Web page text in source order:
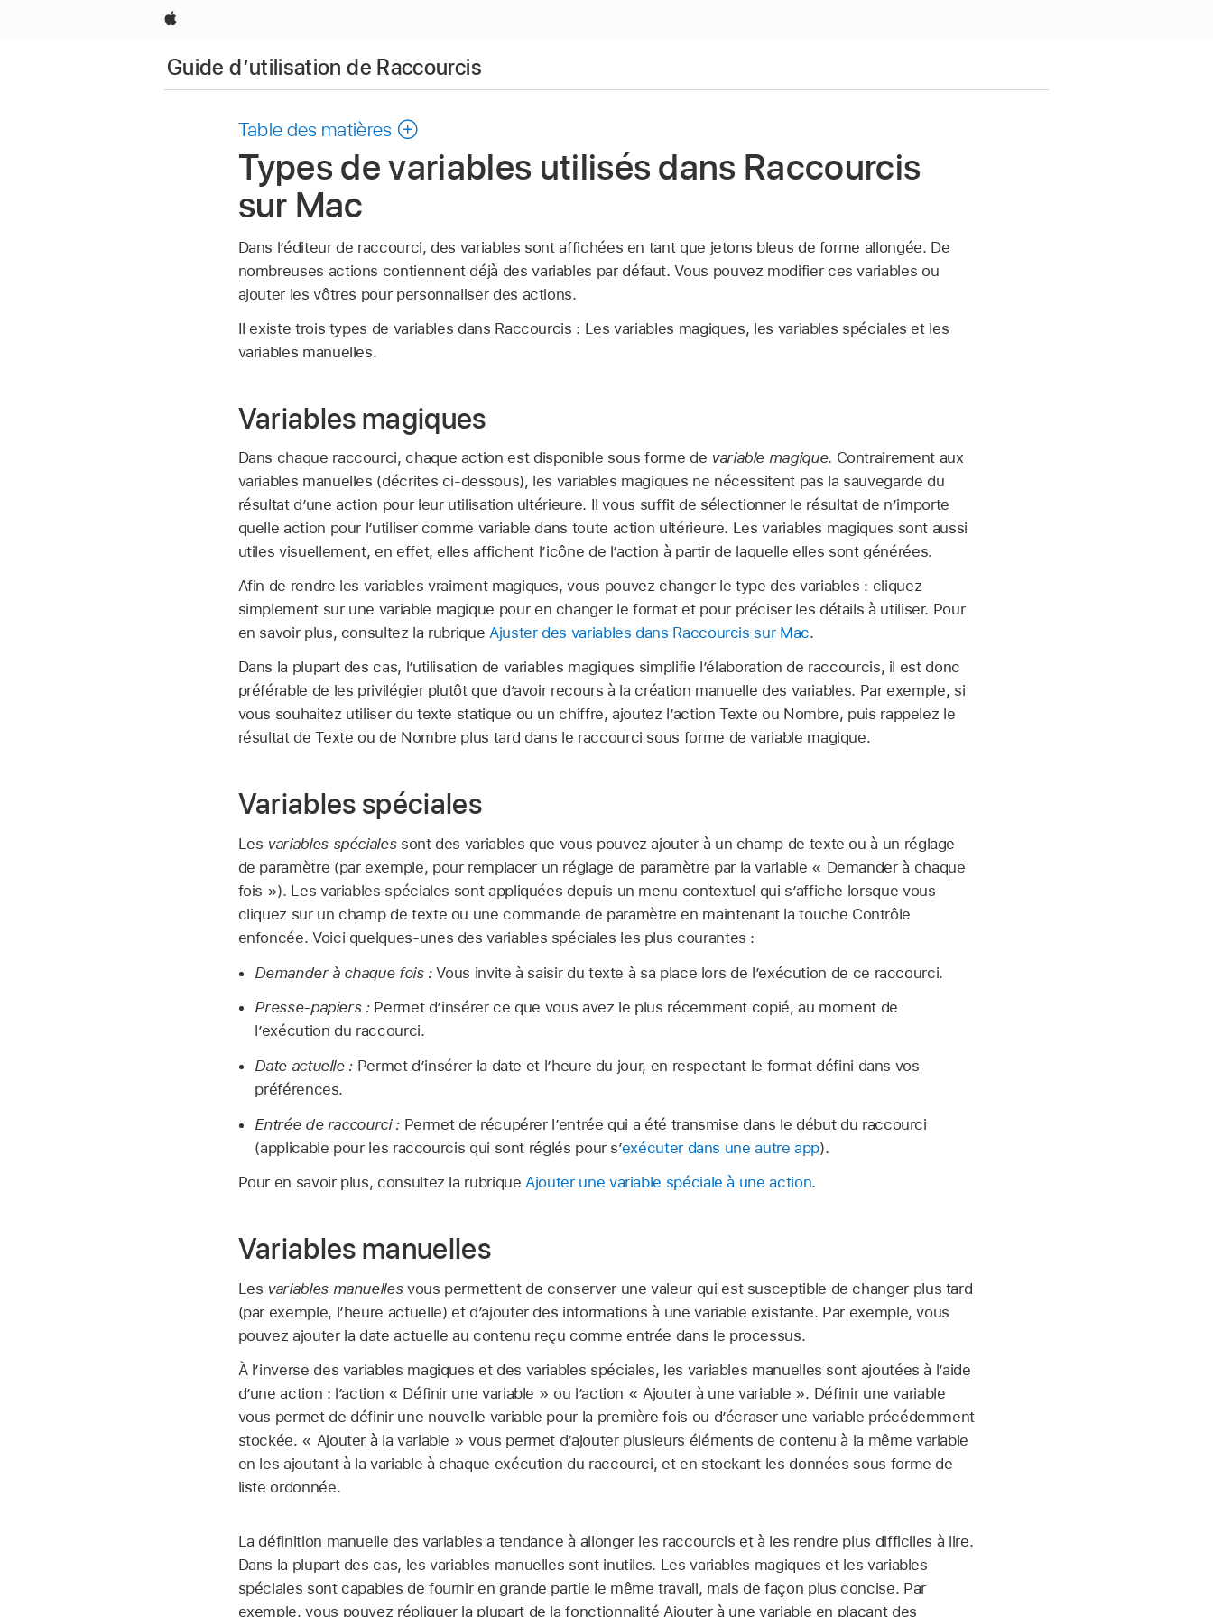
Apple
Guide d’utilisation de Raccourcis
Table des matières
Types de variables utilisés dans Raccourcis
sur Mac
Dans l’éditeur de raccourci, des variables sont affichées en tant que jetons bleus de forme allongée. De
nombreuses actions contiennent déjà des variables par défaut. Vous pouvez modifier ces variables ou
ajouter les vôtres pour personnaliser des actions.
Il existe trois types de variables dans Raccourcis : Les variables magiques, les variables spéciales et les
variables manuelles.
Variables magiques
Dans chaque raccourci, chaque action est disponible sous forme de variable magique. Contrairement aux
variables manuelles (décrites ci-dessous), les variables magiques ne nécessitent pas la sauvegarde du
résultat d’une action pour leur utilisation ultérieure. Il vous suffit de sélectionner le résultat de n’importe
quelle action pour l’utiliser comme variable dans toute action ultérieure. Les variables magiques sont aussi
utiles visuellement, en effet, elles affichent l’icône de l’action à partir de laquelle elles sont générées.
Afin de rendre les variables vraiment magiques, vous pouvez changer le type des variables : cliquez
simplement sur une variable magique pour en changer le format et pour préciser les détails à utiliser. Pour
en savoir plus, consultez la rubrique Ajuster des variables dans Raccourcis sur Mac.
Dans la plupart des cas, l’utilisation de variables magiques simplifie l’élaboration de raccourcis, il est donc
préférable de les privilégier plutôt que d’avoir recours à la création manuelle des variables. Par exemple, si
vous souhaitez utiliser du texte statique ou un chiffre, ajoutez l’action Texte ou Nombre, puis rappelez le
résultat de Texte ou de Nombre plus tard dans le raccourci sous forme de variable magique.
Variables spéciales
Les variables spécialessont des variables que vous pouvez ajouter à un champ de texte ou à un réglage
de paramètre (par exemple, pour remplacer un réglage de paramètre par la variable « Demander à chaque
fois »). Les variables spéciales sont appliquées depuis un menu contextuel qui s’affiche lorsque vous
cliquez sur un champ de texte ou une commande de paramètre en maintenant la touche Contrôle
enfoncée. Voici quelques-unes des variables spéciales les plus courantes :
Demander à chaque fois :Vous invite à saisir du texte à sa place lors de l’exécution de ce raccourci.
Presse-papiers :Permet d’insérer ce que vous avez le plus récemment copié, au moment de
l’exécution du raccourci.
Date actuelle : Permet d’insérer la date et l’heure du jour, en respectant le format défini dans vos
préférences.
Entrée de raccourci :Permet de récupérer l’entrée qui a été transmise dans le début du raccourci
(applicable pour les raccourcis qui sont réglés pour s’exécuter dans une autre app).
Pour en savoir plus, consultez la rubrique Ajouter une variable spéciale à une action.
Variables manuelles
Les variables manuellesvous permettent de conserver une valeur qui est susceptible de changer plus tard
(par exemple, l’heure actuelle) et d’ajouter des informations à une variable existante. Par exemple, vous
pouvez ajouter la date actuelle au contenu reçu comme entrée dans le processus.
À l’inverse des variables magiques et des variables spéciales, les variables manuelles sont ajoutées à l’aide
d’une action : l’action « Définir une variable » ou l’action « Ajouter à une variable ». Définir une variable
vous permet de définir une nouvelle variable pour la première fois ou d’écraser une variable précédemment
stockée. « Ajouter à la variable » vous permet d’ajouter plusieurs éléments de contenu à la même variable
en les ajoutant à la variable à chaque exécution du raccourci, et en stockant les données sous forme de
liste ordonnée.
La définition manuelle des variables a tendance à allonger les raccourcis et à les rendre plus difficiles à lire.
Dans la plupart des cas, les variables manuelles sont inutiles. Les variables magiques et les variables
spéciales sont capables de fournir en grande partie le même travail, mais de façon plus concise. Par
exemple, vous pouvez répliquer la plupart de la fonctionnalité Ajouter à une variable en plaçant des